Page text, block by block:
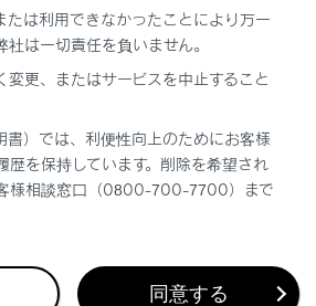
ページ
ちましたか？
たは利用できなかったことにより万一
は一切責任を負いません。
変更、またはサービスを中止すること
書）では、利便性向上のためにお客様
歴を保持しています。削除を希望され
様相談窓口（0800-700-7700）まで
同意する